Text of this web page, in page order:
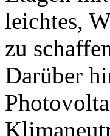
leichtes,
zu
Darüber